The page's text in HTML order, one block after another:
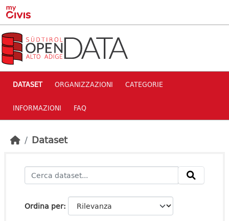
Skip to main content
DATASET ORGANIZZAZIONI CATEGORIE
INFORMAZIONI FAQ
Dataset
Ordina per